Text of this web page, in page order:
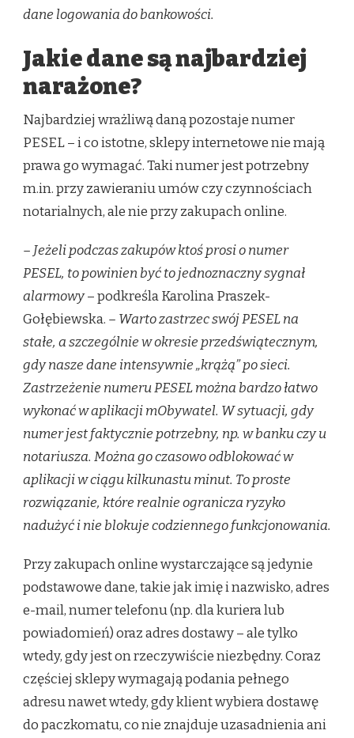
dane logowania do bankowości.
Jakie dane są najbardziej
narażone?
Najbardziej wrażliwą daną pozostaje numer
PESEL – i co istotne, sklepy internetowe nie mają
prawa go wymagać. Taki numer jest potrzebny
m.in. przy zawieraniu umów czy czynnościach
notarialnych, ale nie przy zakupach online.
– Jeżeli podczas zakupów ktoś prosi o numer
PESEL, to powinien być to jednoznaczny sygnał
alarmowy– podkreśla Karolina Praszek-
Gołębiewska. – Warto zastrzec swój PESEL na
stałe, a szczególnie w okresie przedświątecznym,
gdy nasze dane intensywnie „krążą” po sieci.
Zastrzeżenie numeru PESEL można bardzo łatwo
wykonać w aplikacji mObywatel. W sytuacji, gdy
numer jest faktycznie potrzebny, np. w banku czy u
notariusza. Można go czasowo odblokować w
aplikacji w ciągu kilkunastu minut. To proste
rozwiązanie, które realnie ogranicza ryzyko
nadużyć i nie blokuje codziennego funkcjonowania.
Przy zakupach online wystarczające są jedynie
podstawowe dane, takie jak imię i nazwisko, adres
e-mail, numer telefonu (np. dla kuriera lub
powiadomień) oraz adres dostawy – ale tylko
wtedy, gdy jest on rzeczywiście niezbędny. Coraz
częściej sklepy wymagają podania pełnego
adresu nawet wtedy, gdy klient wybiera dostawę
do paczkomatu, co nie znajduje uzasadnienia ani